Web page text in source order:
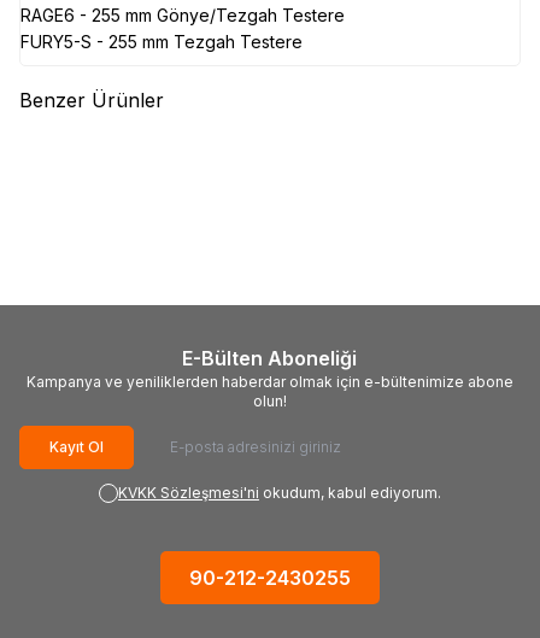
RAGE6 - 255 mm Gönye/Tezgah Testere
FURY5-S - 255 mm Tezgah Testere
Benzer Ürünler
E-Bülten Aboneliği
Kampanya ve yeniliklerden haberdar olmak için e-bültenimize abone
olun!
Kayıt Ol
KVKK Sözleşmesi'ni okudum, kabul ediyorum.
90-212-2430255